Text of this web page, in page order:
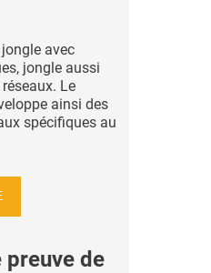
avec
jongle aussi
Le
ainsi des
spécifiques au
preuve de